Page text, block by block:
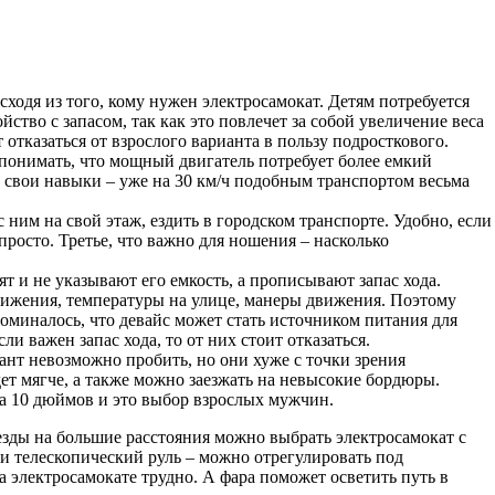
из того, кому нужен электросамокат. Детям потребуется
с запасом, так как это повлечет за собой увеличение веса
от взрослого варианта в пользу подросткового.
что мощный двигатель потребует более емкий
свои навыки – уже на 30 км/ч подобным транспортом весьма
на свой этаж, ездить в городском транспорте. Удобно, если
Третье, что важно для ношения – насколько
и не указывают его емкость, а прописывают запас хода.
температуры на улице, манеры движения. Поэтому
что девайс может стать источником питания для
важен запас хода, то от них стоит отказаться.
невозможно пробить, но они хуже с точки зрения
мягче, а также можно заезжать на невысокие бордюры.
10 дюймов и это выбор взрослых мужчин.
на большие расстояния можно выбрать электросамокат с
руль – можно отрегулировать под
трудно. А фара поможет осветить путь в